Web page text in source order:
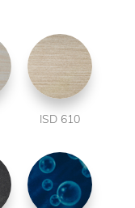
ISD 610